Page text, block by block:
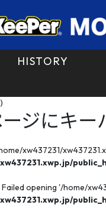
HISTORY
ージにキ
xw437231/
Failed opening '/home/